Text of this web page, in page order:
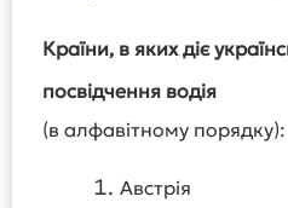
Країни, в яких діє
посвідчення водія
(в алфавітному порядку):
Австрія